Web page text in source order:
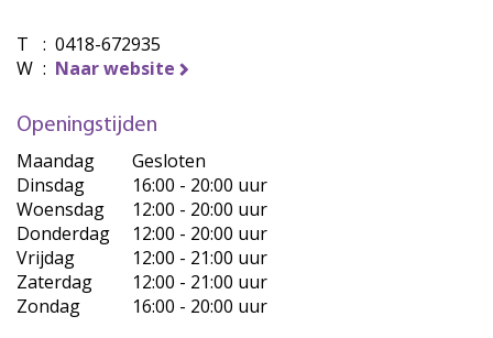
T : 0418-672935
W : Naar website
Openingstijden
Maandag
Gesloten
Dinsdag
16:00 - 20:00 uur
Woensdag
12:00 - 20:00 uur
Donderdag
12:00 - 20:00 uur
Vrijdag
12:00 - 21:00 uur
Zaterdag
12:00 - 21:00 uur
Zondag
16:00 - 20:00 uur